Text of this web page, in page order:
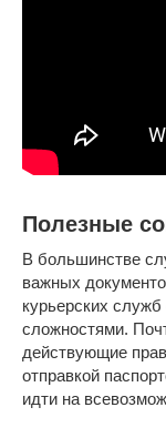
Полезные
В большинстве
важных
курьерских
сложностями.
действующие
отправкой
идти на